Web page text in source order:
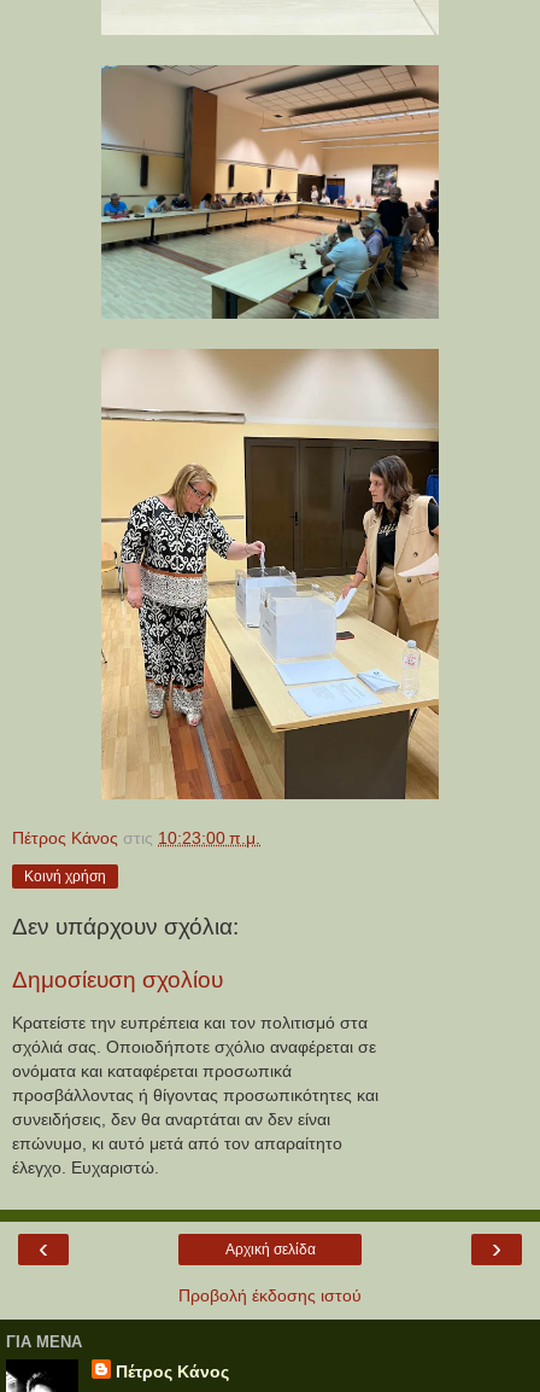
Πέτρος Κάνος στις 10:23:00 π.μ.
Κοινή χρήση
Δεν υπάρχουν σχόλια:
Δημοσίευση σχολίου
Κρατείστε την ευπρέπεια και τον πολιτισμό στα
σχόλιά σας. Οποιοδήποτε σχόλιο αναφέρεται σε
ονόματα και καταφέρεται προσωπικά
προσβάλλοντας ή θίγοντας προσωπικότητες και
συνειδήσεις, δεν θα αναρτάται αν δεν είναι
επώνυμο, κι αυτό μετά από τον απαραίτητο
έλεγχο. Ευχαριστώ.
‹ ›
Αρχική σελίδα
Προβολή έκδοσης ιστού
ΓΙΑ ΜΕΝΑ
Πέτρος Κάνος